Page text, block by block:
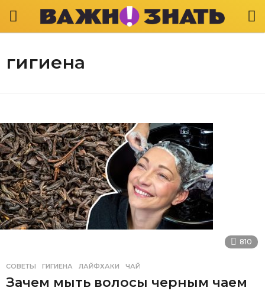
гигиена
810
СОВЕТЫ ГИГИЕНА ,ЛАЙФХАКИ ,ЧАЙ
Зачем мыть волосы черным чаем